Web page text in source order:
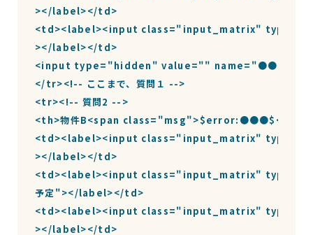
></label></td>
<td><label><input class="input_matrix"
></label></td>
<input type="hidden" value="" name="●●●">
</tr><!-- ここまで、質問１ -->
<tr><!-- 質問2 -->
<th>物件B<span class="msg">$error:●●●$</
<td><label><input class="input_matrix"
></label></td>
<td><label><input class="input_matrix"
予定"></label></td>
<td><label><input class="input_matrix"
></label></td>